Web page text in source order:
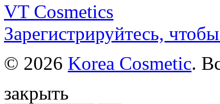
VT Cosmetics
Зарегистрируйтесь,
© 2026 Korea Cosmetic.
закрыть